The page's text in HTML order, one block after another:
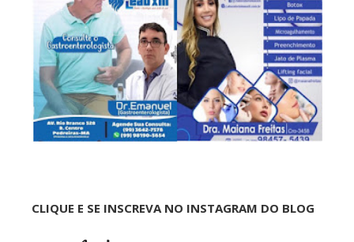
CLIQUE E SE INSCREVA NO INSTAGRAM DO BLOG